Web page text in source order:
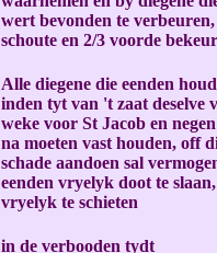
wert bevonden te
schoute en 2/3 voorde
Alle diegene die eenden
inden tyt van 't zaat deselve
weke voor St Jacob en
na moeten vast houden, off
schade aandoen sal
eenden vryelyk doot te
vryelyk te schieten
in de verbooden tydt